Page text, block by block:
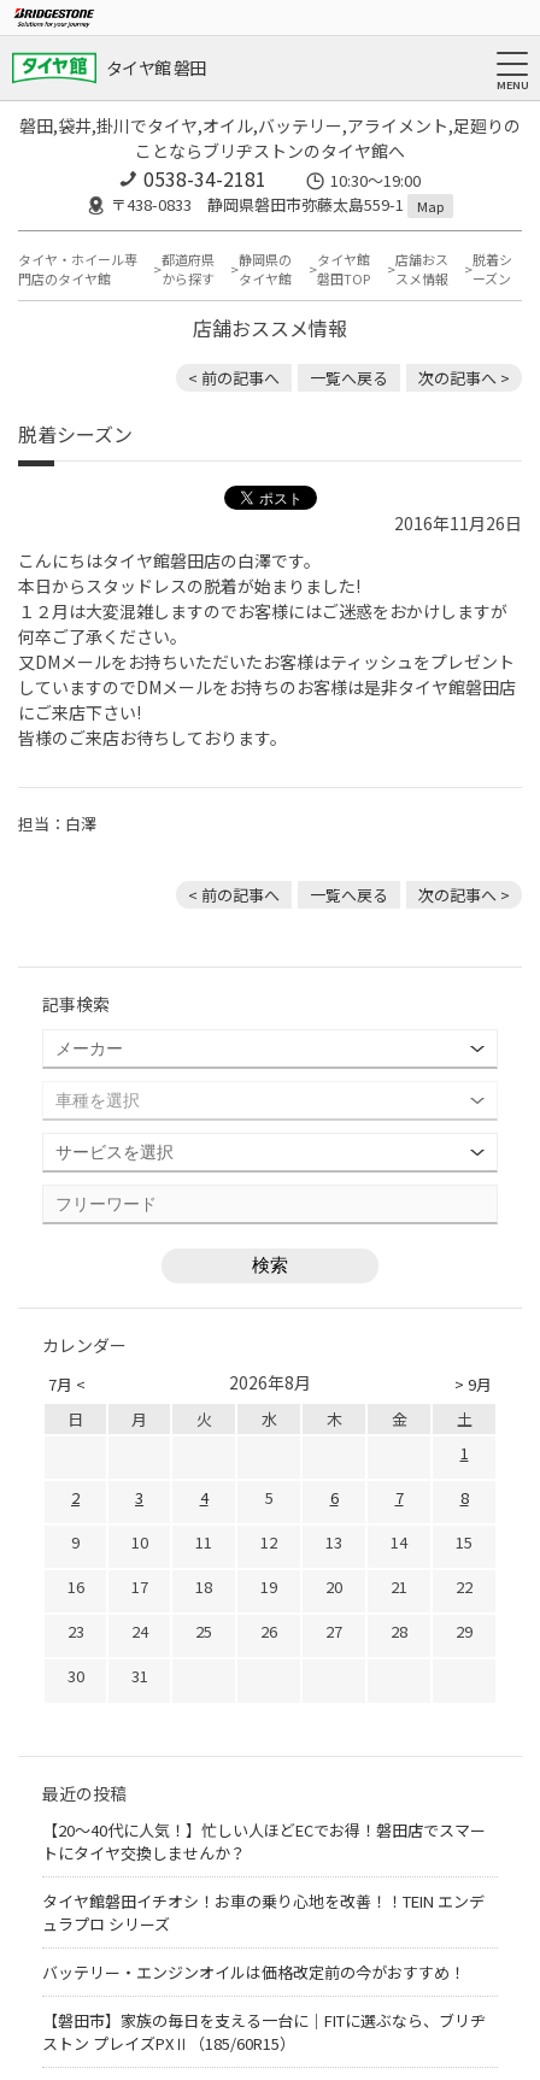
タイヤ館 磐田
磐田,袋井,掛川でタイヤ,オイル,バッテリー,アライメント,足廻りの
ことならブリヂストンのタイヤ館へ
0538-34-2181
10:30～19:00
〒438-0833 静岡県磐田市弥藤太島559-1
Map
タイヤ・ホイール専
門店のタイヤ館
都道府県
から探す
静岡県の
タイヤ館
タイヤ館
磐田TOP
店舗おス
スメ情報
脱着シ
ーズン
店舗おススメ情報
< 前の記事へ 一覧へ戻る 次の記事へ >
脱着シーズン
2016年11月26日
こんにちはタイヤ館磐田店の白澤です。
本日からスタッドレスの脱着が始まりました!
１２月は大変混雑しますのでお客様にはご迷惑をおかけしますが
何卒ご了承ください。
又DMメールをお持ちいただいたお客様はティッシュをプレゼント
していますのでDMメールをお持ちのお客様は是非タイヤ館磐田店
にご来店下さい!
皆様のご来店お待ちしております。
担当：白澤
< 前の記事へ 一覧へ戻る 次の記事へ >
記事検索
カレンダー
7月 < > 9月
2026年8月
日 月 火 水 木 金
土
1
2
3 4 5 6 7
8
9
10 11 12 13 14
15
16
17 18 19 20 21
22
23
24 25 26 27 28
29
30
31
最近の投稿
【20〜40代に人気！】忙しい人ほどECでお得！磐田店でスマー
トにタイヤ交換しませんか？
タイヤ館磐田イチオシ！お車の乗り心地を改善！！TEIN エンデ
ュラプロ シリーズ
バッテリー・エンジンオイルは価格改定前の今がおすすめ！
【磐田市】家族の毎日を支える一台に｜FITに選ぶなら、ブリヂ
ストン プレイズPXⅡ（185/60R15）